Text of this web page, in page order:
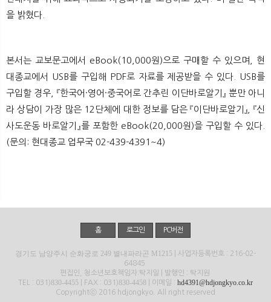
을 밝혔다.
본서는 교보문고에서 eBook(10,000원)으로 구매할 수 있으며, 현
대종교에서 USB를 구입해 PDF로 자료를 제공받을 수 있다. USB를
구입할 경우, 『한국어·영어·중국어로 간추린 이단바로알기』 뿐만 아니
라 상담이 가장 많은 12단체에 대한 정보를 담은 『이단바로알기』, 『신
사도운동 바로알기』를 포함한 eBook(20,000원)을 구입할 수 있다.
(문의: 현대종교 업무국 02-439-4391~4)
홈 로그인 PC버전
경기도 남양주시 순화궁로 249 별내파라곤 M1215 | 사업자등록번호 : 216-02-
64845
편집인, 청소년보호책임자:탁지일 | 발행인 : 탁지원
TEL : 031)830-4455 | FAX : 031)830-4458 | 이메일 : hd4391@hdjongkyo.co.kr
Copyrightⓒ 2016 hdjongkyo. All right reserved